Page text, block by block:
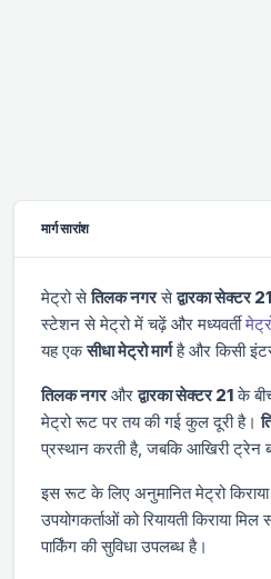
मार्ग सारांश
मेट्रो सेतिलक नगरसेद्वारका सेक्टर 21
स्टेशन से मेट्रो में चढ़ें औरमध्यवर्ती
यह एकसीधा मेट्रो मार्गहै और किसी
तिलक नगरऔरद्वारका सेक्टर 21के
मेट्रो रूट पर तय की गई कुल दूरीहै।
प्रस्थान करती है, जबकि आखिरी ट्रेन
इस रूट के लिए अनुमानित मेट्रो किराया
उपयोगकर्ताओं को रियायती किराया
पार्किंग की सुविधा उपलब्ध है।